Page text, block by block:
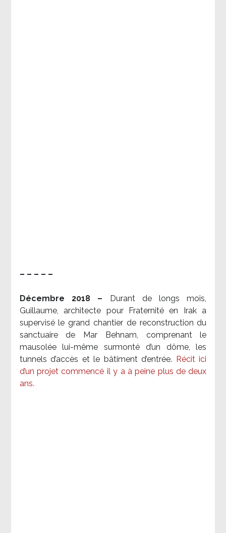
– – – – –
Décembre 2018 –
Durant de longs mois,
Guillaume, architecte pour Fraternité en Irak a
supervisé le grand chantier de reconstruction du
sanctuaire de Mar Behnam, comprenant le
mausolée lui-même surmonté d’un dôme, les
tunnels d’accès et le bâtiment d’entrée.
Récit ici
d’un projet commencé il y a à peine plus de deux
ans.